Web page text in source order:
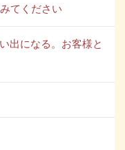
てください
出になる。お客様と